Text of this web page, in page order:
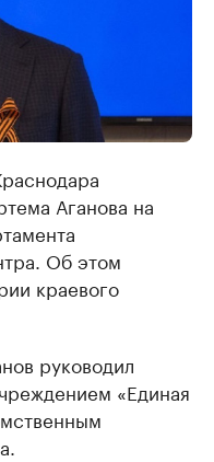
Аганова на
Об этом
краевого
руководил
«Единая